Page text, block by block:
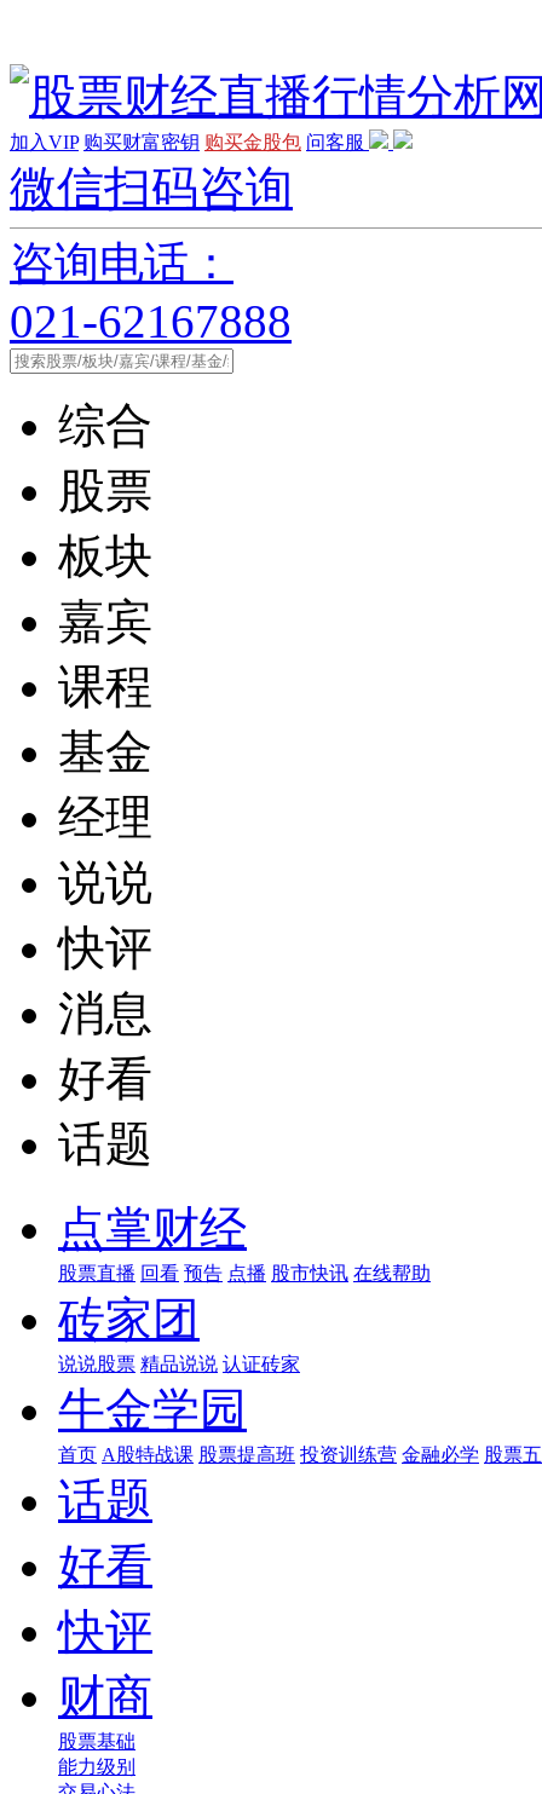
加入VIP 购买财富密钥 购买金股包 问客服
微信扫码咨询
咨询电话：
021-62167888
综合
股票
板块
嘉宾
课程
基金
经理
说说
快评
消息
好看
话题
点掌财经
股票直播 回看 预告 点播 股市快讯 在线帮助
砖家团
说说股票 精品说说 认证砖家
牛金学园
首页 A股特战课 股票提高班 投资训练营 金融必学 股票
话题
好看
快评
财商
股票基础
能力级别